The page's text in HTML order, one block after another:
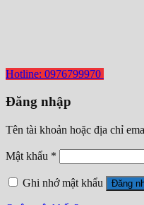
Hotline: 0976799970
Đăng nhập
Tên tài khoản hoặc địa chỉ
Mật khẩu *
Ghi nhớ mật khẩu Đăng